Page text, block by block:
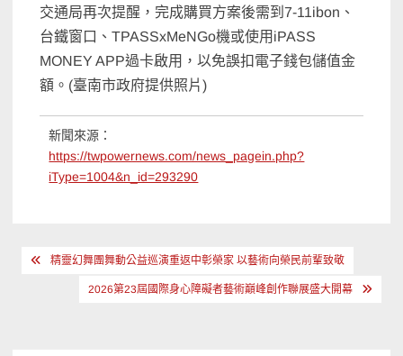
交通局再次提醒，完成購買方案後需到7-11ibon、
台鐵窗口、TPASSxMeNGo機或使用iPASS
MONEY APP過卡啟用，以免誤扣電子錢包儲值金
額。(臺南市政府提供照片)
新聞來源：
https://twpowernews.com/news_pagein.php?
iType=1004&n_id=293290
文 精靈幻舞團舞動公益巡演重返中彰榮家 以藝術向榮民前輩致敬
2026第23屆國際身心障礙者藝術巔峰創作聯展盛大開幕